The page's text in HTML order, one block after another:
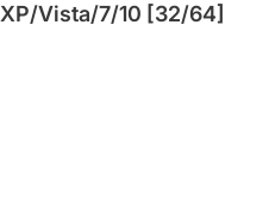
XP/Vista/7/10 [32/64]